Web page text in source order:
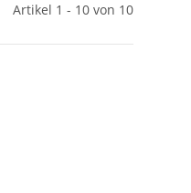
Artikel 1 - 10 von 10